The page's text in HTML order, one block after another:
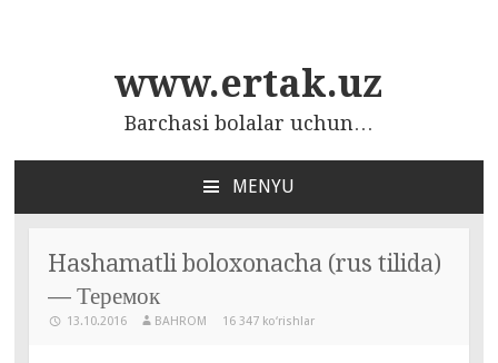
www.ertak.uz
Barchasi bolalar uchun…
MENYU
СОДЕРЖАНИЮ
Hashamatli boloxonacha (rus tilida)
— Теремок
13.10.2016 BAHROM 16 347 ko‘rishlar